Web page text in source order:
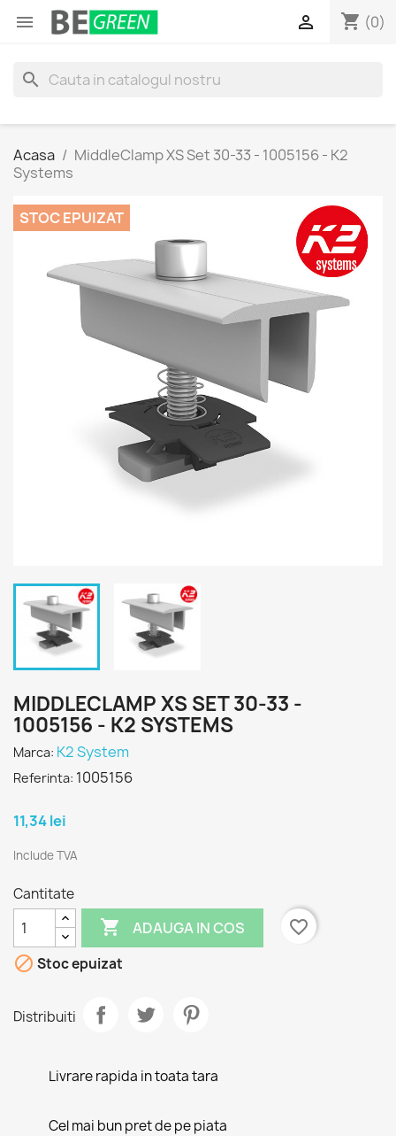
 shopping_cart (0)

search
Acasa
MiddleClamp XS Set 30-33 - 1005156 - K2
Systems
STOC EPUIZAT
MIDDLECLAMP XS SET 30-33 -
1005156 - K2 SYSTEMS
Marca: K2 System
Referinta: 1005156
11,34 lei
Include TVA
Cantitate
 ADAUGA IN COS
favorite_border
 Stoc epuizat
Distribuiti
Livrare rapida in toata tara
Cel mai bun pret de pe piata